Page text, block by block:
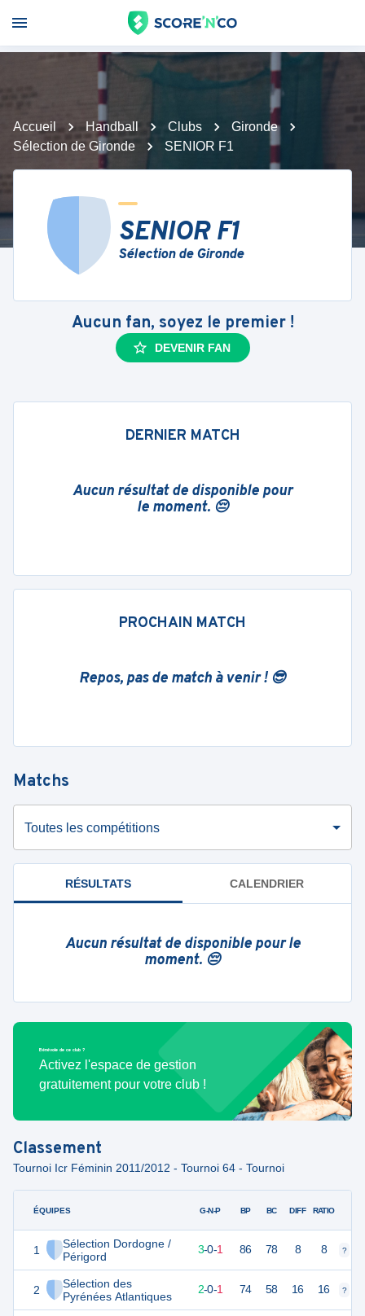
Accueil Handball Clubs
Gironde
Sélection de Gironde
SENIOR F1
SENIOR F1
Sélection de Gironde
Aucun fan, soyez le premier !
DEVENIR FAN
DERNIER MATCH
Aucun résultat de disponible pour
le moment. 😔
PROCHAIN MATCH
Repos, pas de match à venir ! 😎
Matchs
Toutes les compétitions
RÉSULTATS CALENDRIER
Aucun résultat de disponible pour le
moment. 😔
Bénévole de ce club ?
Activez l'espace de gestion
gratuitement pour votre club !
Classement
Tournoi Icr Féminin 2011/2012 - Tournoi 64 - Tournoi
ÉQUIPES
1
Sélection Dordogne /
Périgord
2
Sélection des
Pyrénées Atlantiques
G-N-P BP BC DIFF RATIO
10 3-0-1 86 78 8 8 ?
7 2-0-1 74 58 16 16 ?